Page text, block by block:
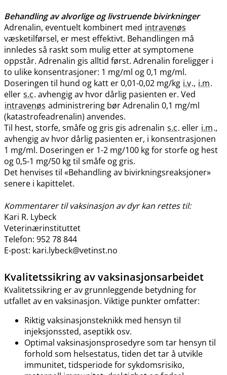
Behandling av alvorlige og livstruende bivirkninger
Adrenalin, eventuelt kombinert med intravenøs
væsketilførsel, er mest effektivt. Behandlingen må
innledes så raskt som mulig etter at symptomene
oppstår. Adrenalin gis alltid først. Adrenalin foreligger i
to ulike konsentrasjoner: 1 mg/ml og 0,1 mg​/​ml.
Doseringen til hund og katt er 0,01-0,02 mg/kg i.v., i.m.
eller s.c. avhengig av hvor dårlig pasienten er. Ved
intravenøs administrering bør Adrenalin 0,1 mg/ml
(katastrofeadrenalin) anvendes.
Til hest, storfe, småfe og gris gis adrenalin s.c. eller i.m.,
avhengig av hvor dårlig pasienten er, i konsentrasjonen
1 mg​/​ml. Doseringen er 1-2 mg/100 kg for storfe og hest
og 0,5-1 mg/50 kg til småfe og gris.
Det henvises til «Behandling av bivirkningsreaksjoner»
senere i kapittelet.
Kommentarer til vaksinasjon av dyr kan rettes til:
Kari R. Lybeck
Veterinærinstituttet
Telefon: 952 78 844
E-post: kari.lybeck@vetinst.no
Kvalitetssikring av vaksinasjonsarbeidet
Kvalitetssikring er av grunnleggende betydning for
utfallet av en vaksinasjon. Viktige punkter omfatter:
Riktig vaksinasjonsteknikk med hensyn til
injeksjonssted, aseptikk osv.
Optimal vaksinasjonsprosedyre som tar hensyn til
forhold som helsestatus, tiden det tar å utvikle
immunitet, tidsperiode for sykdomsrisiko,